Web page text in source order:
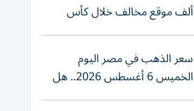
ألف موقع مخالف خلال كأس
العالم 2026
سعر الذهب في مصر اليوم
الخميس 6 أغسطس 2026.. هل
تنوي الشراء؟